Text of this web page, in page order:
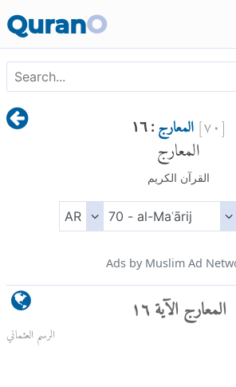
QuranO
[٧٠]المعارج : ١٦ المعارج
القرآن الكريم
Ads by Muslim Ad
المعارج الآية ١٦
الرسم العثماني